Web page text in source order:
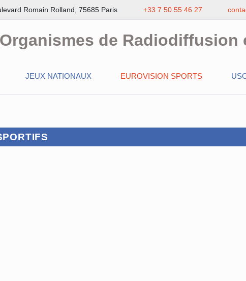
Romain Rolland, 75685 Paris +33 7 50 55 46 27
de Radiodiffusion
JEUX NATIONAUX EUROVISION SPORTS